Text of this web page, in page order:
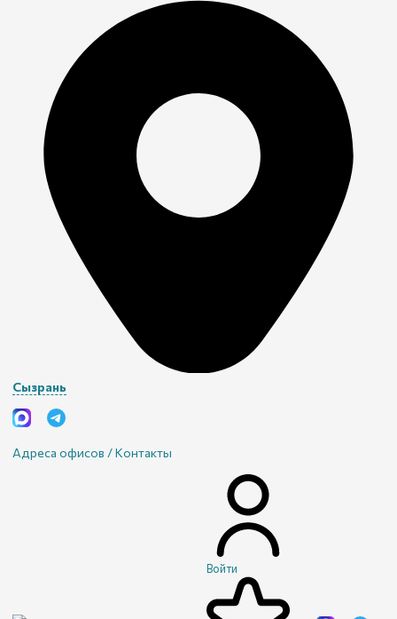
Сызрань
Адреса офисов / Контакты
Войти